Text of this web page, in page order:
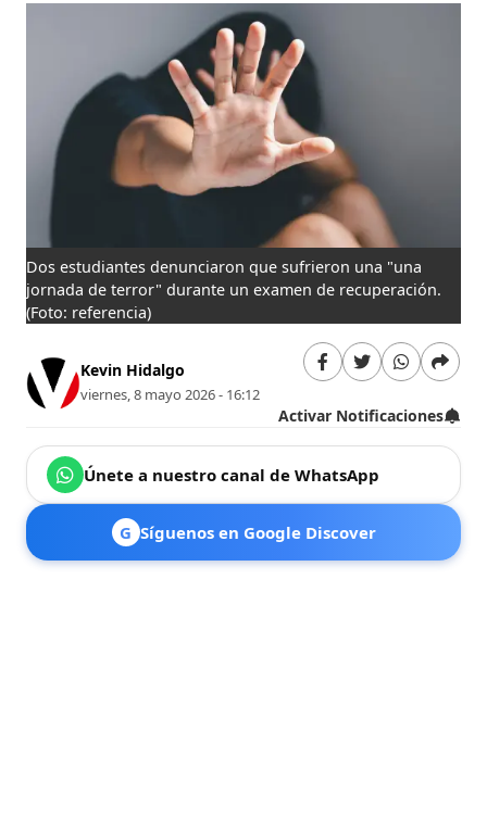
Dos estudiantes denunciaron que sufrieron una "una
jornada de terror" durante un examen de recuperación.
(Foto: referencia)
Kevin Hidalgo
viernes, 8 mayo 2026 - 16:12
Activar Notificaciones
Únete a nuestro canal de WhatsApp
G Síguenos en Google Discover